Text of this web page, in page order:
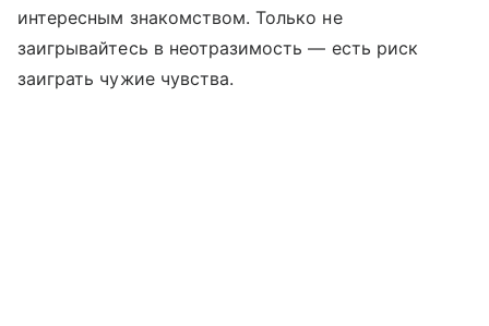
интересным знакомством. Только не
заигрывайтесь в неотразимость — есть риск
заиграть чужие чувства.